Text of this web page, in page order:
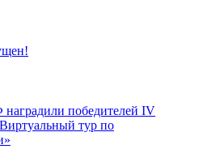
победителей IV
тур по